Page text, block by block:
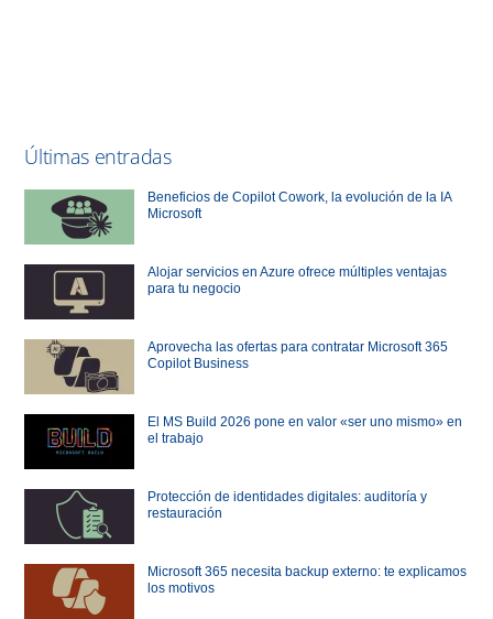
Últimas entradas
Beneficios de Copilot Cowork, la evolución de la IA
Microsoft
Alojar servicios en Azure ofrece múltiples ventajas
para tu negocio
Aprovecha las ofertas para contratar Microsoft 365
Copilot Business
El MS Build 2026 pone en valor «ser uno mismo» en
el trabajo
Protección de identidades digitales: auditoría y
restauración
Microsoft 365 necesita backup externo: te explicamos
los motivos